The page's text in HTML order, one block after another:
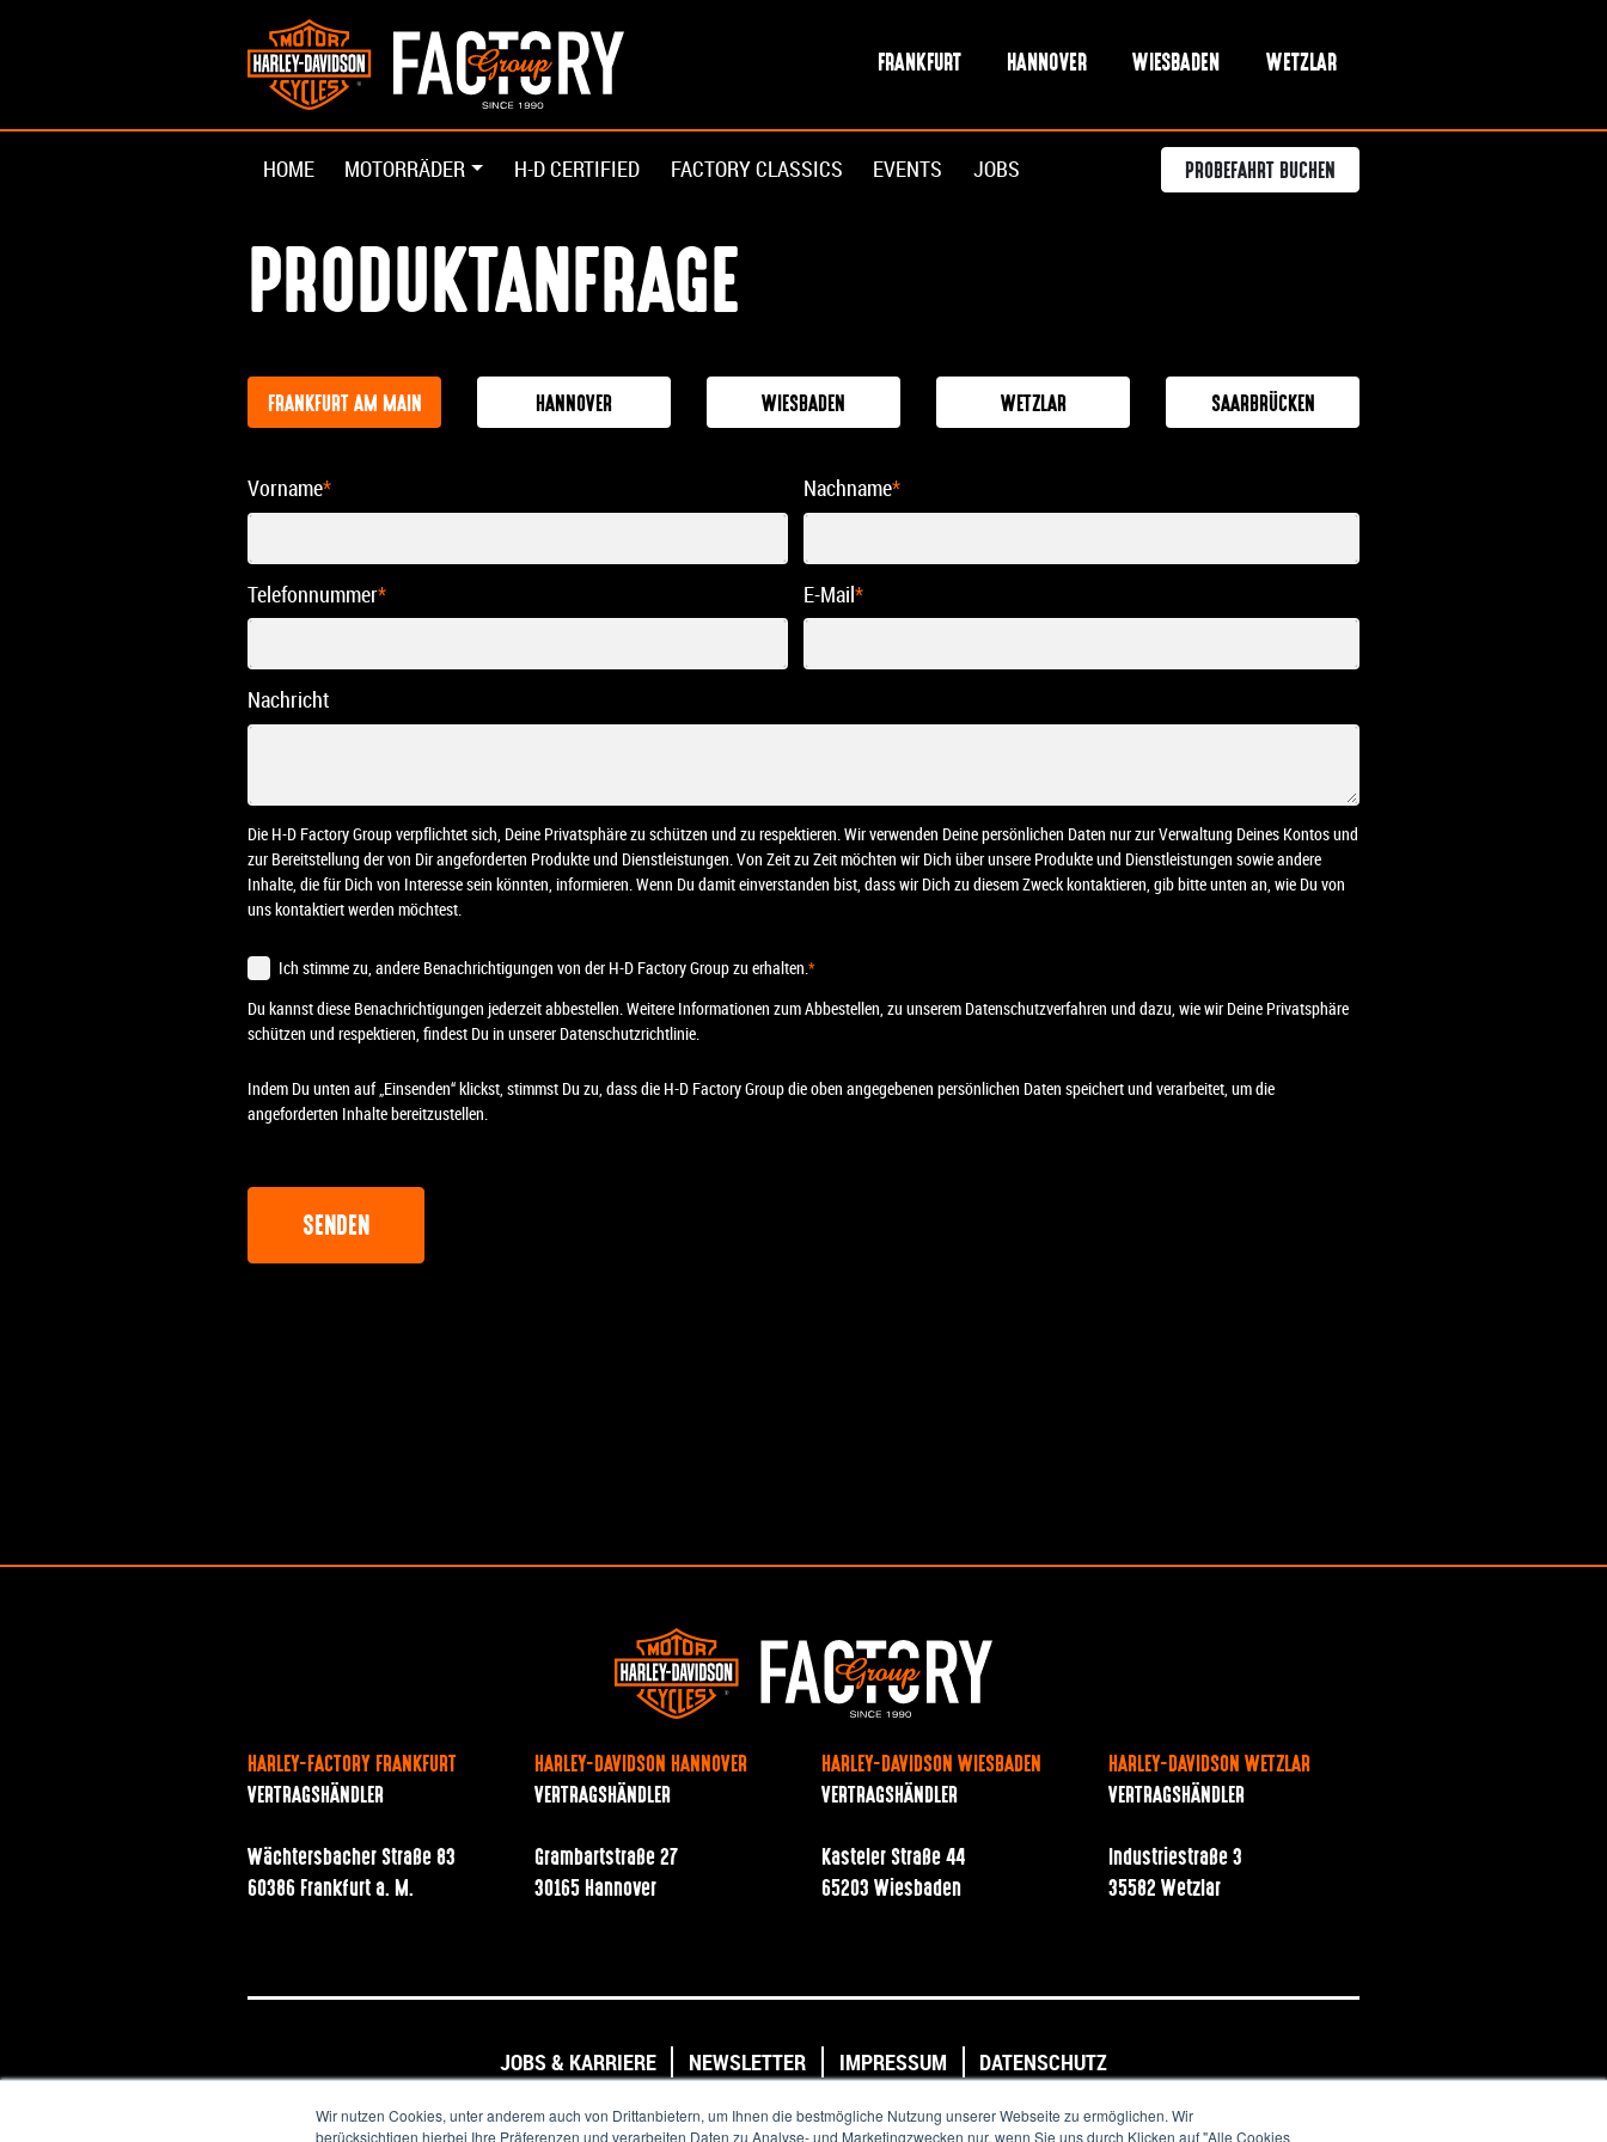
Wir nutzen Cookies, unter anderem auch von Drittanbietern, um Ihnen die bestmögliche Nutzung unserer Webseite zu ermöglichen. Wir
berücksichtigen hierbei Ihre Präferenzen und verarbeiten Daten zu Analyse- und Marketingzwecken nur, wenn Sie uns durch Klicken auf "Alle Cookies
FRANKFURT HANNOVER WIESBADEN WETZLAR
HOME MOTORRÄDER H-D CERTIFIED FACTORY CLASSICS EVENTS JOBS PROBEFAHRT BUCHEN
PRODUKTANFRAGE
FRANKFURT AM MAIN HANNOVER WIESBADEN WETZLAR SAARBRÜCKEN
Vorname* Nachname*
Telefonnummer* E-Mail*
Nachricht
Die H-D Factory Group verpflichtet sich, Deine Privatsphäre zu schützen und zu respektieren. Wir verwenden Deine persönlichen Daten nur zur Verwaltung Deines Kontos und
zur Bereitstellung der von Dir angeforderten Produkte und Dienstleistungen. Von Zeit zu Zeit möchten wir Dich über unsere Produkte und Dienstleistungen sowie andere
Inhalte, die für Dich von Interesse sein könnten, informieren. Wenn Du damit einverstanden bist, dass wir Dich zu diesem Zweck kontaktieren, gib bitte unten an, wie Du von
uns kontaktiert werden möchtest.
Ich stimme zu, andere Benachrichtigungen von der H-D Factory Group zu erhalten. *
Du kannst diese Benachrichtigungen jederzeit abbestellen. Weitere Informationen zum Abbestellen, zu unserem Datenschutzverfahren und dazu, wie wir Deine Privatsphäre
schützen und respektieren, findest Du in unserer Datenschutzrichtlinie.
Indem Du unten auf „Einsenden“ klickst, stimmst Du zu, dass die H-D Factory Group die oben angegebenen persönlichen Daten speichert und verarbeitet, um die
angeforderten Inhalte bereitzustellen.
HARLEY-FACTORY FRANKFURT
VERTRAGSHÄNDLER
Wächtersbacher Straße 83
60386 Frankfurt a. M.
HARLEY-DAVIDSON HANNOVER
VERTRAGSHÄNDLER
Grambartstraße 27
30165 Hannover
HARLEY-DAVIDSON WIESBADEN
VERTRAGSHÄNDLER
Kasteler Straße 44
65203 Wiesbaden
HARLEY-DAVIDSON WETZLAR
VERTRAGSHÄNDLER
Industriestraße 3
35582 Wetzlar
JOBS & KARRIERE NEWSLETTER IMPRESSUM DATENSCHUTZ
Copyright © 2020. All Rights Reserved.